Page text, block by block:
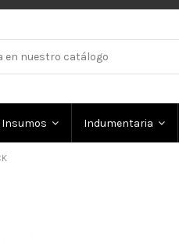
Insumos Indumentaria